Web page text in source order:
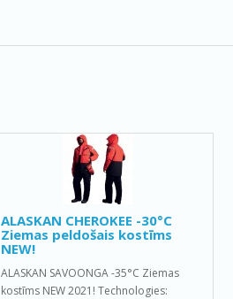
ALASKAN CHEROKEE -30°C
Ziemas peldošais kostīms
NEW!
ALASKAN SAVOONGA -35°C Ziemas
kostīms NEW 2021! Technologies: